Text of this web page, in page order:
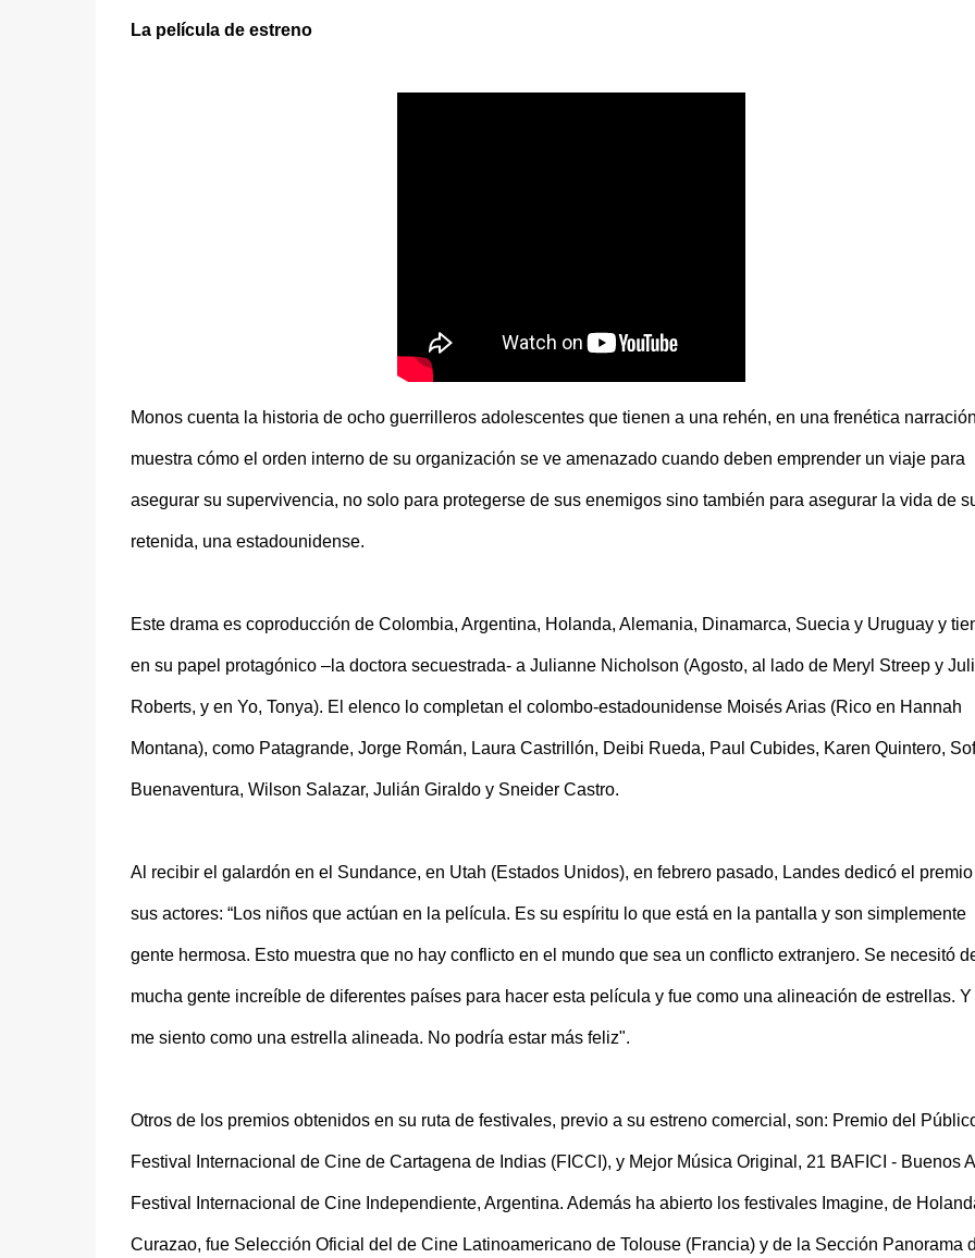
La película de estreno
Monos cuenta la historia de ocho guerrilleros adolescentes que tienen a una rehén, en una frenética
muestra cómo el orden interno de su organización se ve amenazado cuando deben emprender un viaje para
asegurar su supervivencia, no solo para protegerse de sus enemigos sino también para asegurar la vida de
retenida, una estadounidense.
Este drama es coproducción de Colombia, Argentina, Holanda, Alemania, Dinamarca, Suecia y Uruguay y
en su papel protagónico –la doctora secuestrada- a Julianne Nicholson (Agosto, al lado de Meryl Streep y
Roberts, y en Yo, Tonya). El elenco lo completan el colombo-estadounidense Moisés Arias (Rico en Hannah
Montana), como Patagrande, Jorge Román, Laura Castrillón, Deibi Rueda, Paul Cubides, Karen Quintero,
Buenaventura, Wilson Salazar, Julián Giraldo y Sneider Castro.
Al recibir el galardón en el Sundance, en Utah (Estados Unidos), en febrero pasado, Landes dedicó el premio
sus actores: “Los niños que actúan en la película. Es su espíritu lo que está en la pantalla y son simplemente
gente hermosa. Esto muestra que no hay conflicto en el mundo que sea un conflicto extranjero. Se necesitó
mucha gente increíble de diferentes países para hacer esta película y fue como una alineación de estrellas. Y
me siento como una estrella alineada. No podría estar más feliz".
Otros de los premios obtenidos en su ruta de festivales, previo a su estreno comercial, son: Premio del
Festival Internacional de Cine de Cartagena de Indias (FICCI), y Mejor Música Original, 21 BAFICI - Buenos
Festival Internacional de Cine Independiente, Argentina. Además ha abierto los festivales Imagine, de
Curazao, fue Selección Oficial del de Cine Latinoamericano de Tolouse (Francia) y de la Sección Panorama